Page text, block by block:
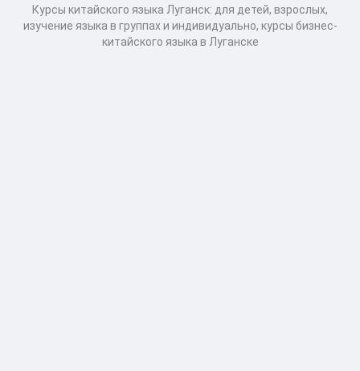
Курсы китайского языка Луганск: для детей, взрослых,
изучение языка в группах и индивидуально, курсы бизнес-
китайского языка в Луганске